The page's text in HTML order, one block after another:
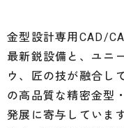
金型設計専用CAD/
最新鋭設備と、ユニ
ウ、匠の技が融合し
の高品質な精密金型
発展に寄与しています